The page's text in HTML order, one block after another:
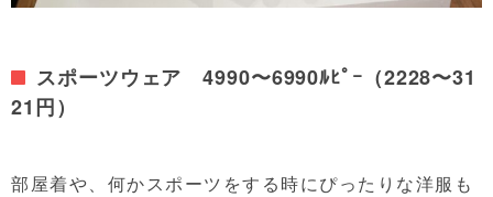
スポーツウェア 4990〜6990ﾙﾋﾟｰ（2228〜31
21円）
部屋着や、何かスポーツをする時にぴったりな洋服も